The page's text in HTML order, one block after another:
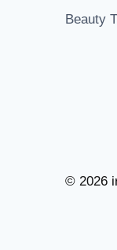
Beauty
© 2026